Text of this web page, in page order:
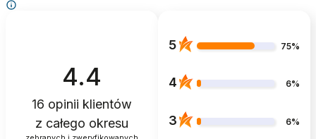
4.4
16 opinii klientów
z całego okresu
5 75%
4 6%
3 6%